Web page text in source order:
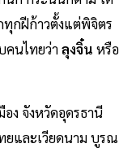
ทุกฝีก้าวตั้งแต่พิจิตร
คนไทยว่าลุงจิ๋น หรือ
ง จังหวัดอุดรธานี
และเวียดนาม บูรณ